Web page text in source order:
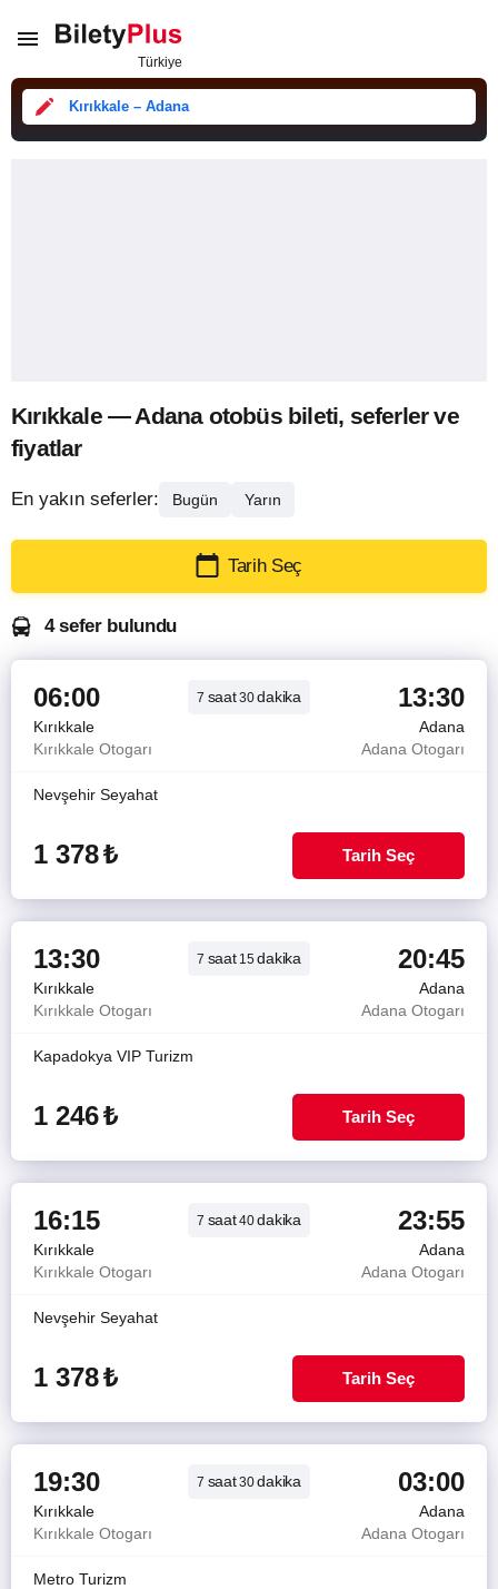
Kırıkkale – Adana
Kırıkkale — Adana otobüs bileti, seferler ve
fiyatlar
En yakın seferler: Bugün Yarın
Tarih Seç
4 sefer bulundu
06:00 7 saat30dakika 13:30
Kırıkkale
Adana
Kırıkkale Otogarı
Adana Otogarı
Nevşehir Seyahat
1 378₺ Tarih Seç
13:30 7 saat15dakika 20:45
Kırıkkale
Adana
Kırıkkale Otogarı
Adana Otogarı
Kapadokya VIP Turizm
1 246₺ Tarih Seç
16:15 7 saat40dakika 23:55
Kırıkkale
Adana
Kırıkkale Otogarı
Adana Otogarı
Nevşehir Seyahat
1 378₺ Tarih Seç
19:30 7 saat30dakika 03:00
Kırıkkale
Adana
Kırıkkale Otogarı
Adana Otogarı
Metro Turizm